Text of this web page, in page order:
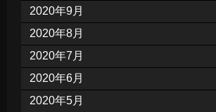
2020年9月
2020年8月
2020年7月
2020年6月
2020年5月